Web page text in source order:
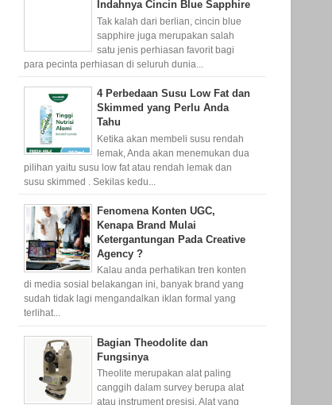
Indahnya Cincin Blue Sapphire
Tak kalah dari berlian, cincin blue
sapphire juga merupakan salah
satu jenis perhiasan favorit bagi
para pecinta perhiasan di seluruh dunia...
4 Perbedaan Susu Low Fat dan
Skimmed yang Perlu Anda
Tahu
Ketika akan membeli susu rendah
lemak, Anda akan menemukan dua
pilihan yaitu susu low fat atau rendah lemak dan
susu skimmed . Sekilas kedu...
Fenomena Konten UGC,
Kenapa Brand Mulai
Ketergantungan Pada Creative
Agency ?
Kalau anda perhatikan tren konten
di media sosial belakangan ini, banyak brand yang
sudah tidak lagi mengandalkan iklan formal yang
terlihat...
Bagian Theodolite dan
Fungsinya
Theolite merupakan alat paling
canggih dalam survey berupa alat
atau instrument presisi. Alat yang